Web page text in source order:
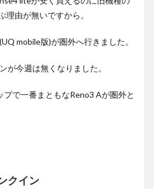
由が無いですから。
mobile版)が圏外へ行きました。
が今週は無くなりました。
プで一番まともなReno3 Aが圏外と
クイン